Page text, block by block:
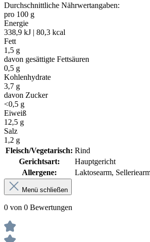
Durchschnittliche Nährwertangaben:
pro 100 g
Energie
338,9 kJ | 80,3 kcal
Fett
1,5 g
davon gesättigte Fettsäuren
0,5 g
Kohlenhydrate
3,7 g
davon Zucker
<0,5 g
Eiweiß
12,5 g
Salz
1,2 g
Fleisch/Vegetarisch: Rind
Gerichtsart:
Hauptgericht
Allergene:
Laktosearm,
Menü schließen
0 von 0 Bewertungen